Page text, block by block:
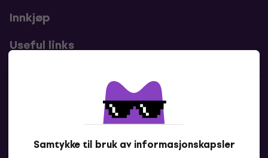
Samtykke til bruk av informasjonskapsler
Innkjøp
Useful links
Kontakter
Kontakt oss